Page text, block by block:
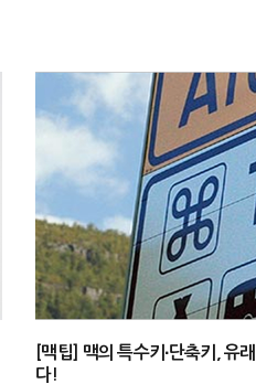
[맥팁] 맥의 특수키∙단축키, 유
다!